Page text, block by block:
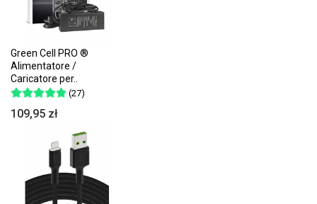
Green Cell PRO ®
Alimentatore /
Caricatore per..
(27)
109,95 zł